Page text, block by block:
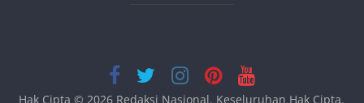
Hak Cipta © 2026 Redaksi Nasional. Keseluruhan Hak Cipta.